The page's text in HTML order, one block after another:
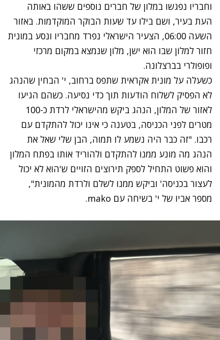
וחבריו נפגשו במלון של חברים נוספים ששהו באותה
העת בעיר, ושם בילו עד שעות הבוקר המוקדמות. באזור
השעה 06:00, הצעיר הישראלי נפרד מחבריו ונסע במונית
חזור למלון שבו הוא ישן, מלון שנמצא במקום מרכזי
ופופולרי בברצלונה.
כשעלה על מונית אקראית שתפס ברחוב, י' הבחין שהנהג
לא הפסיק לשלוח הודעות תוך כדי נסיעה. כשהם הגיעו
לאזור של המלון, הנהג ביקש מהישראלי לרדת כ-100
מטרים לפני הכניסה, בטענה כי אינו יכול להתקדם עם
רכבו. "זה כבר היה נשמע לו תמוה, הבן שלי שאל את
הנהג מה מונע ממנו להתקדם ולהוריד אותו בפתח המלון
והוא פשוט התחיל לספק תירוצים הזויים ש'הוא לא יכול
לעצור בכניסה' וביקש ממנו לשלם ולרדת מהמונית",
מספר אביו של י' בשיחה עם mako.